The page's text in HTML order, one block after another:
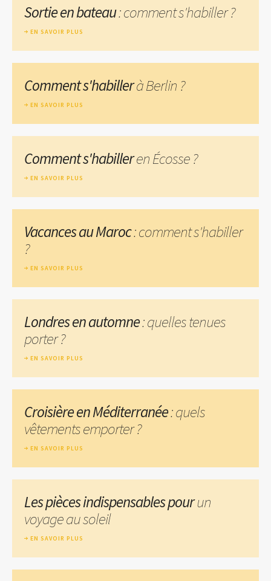
Sortie en bateau: comment s'habiller ?
EN SAVOIR PLUS
Comment s'habillerà Berlin ?
EN SAVOIR PLUS
Comment s'habilleren Écosse ?
EN SAVOIR PLUS
Vacances au Maroc: comment s'habiller
?
EN SAVOIR PLUS
Londres en automne: quelles tenues
porter ?
EN SAVOIR PLUS
Croisière en Méditerranée: quels
vêtements emporter ?
EN SAVOIR PLUS
Les pièces indispensables pourun
voyage au soleil
EN SAVOIR PLUS